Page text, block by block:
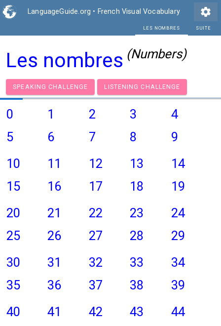
LanguageGuide.org • French Visual Vocabulary settings
Les nombres (Numbers)
SPEAKING CHALLENGE LISTENING CHALLENGE
0 1 2 3
4
5
6 7 8
9
10
11 12 13
14
15
16 17 18
19
20
21 22 23
24
25
26 27 28
29
30
31 32 33
34
35
36 37 38
39
40
41 42 43
44